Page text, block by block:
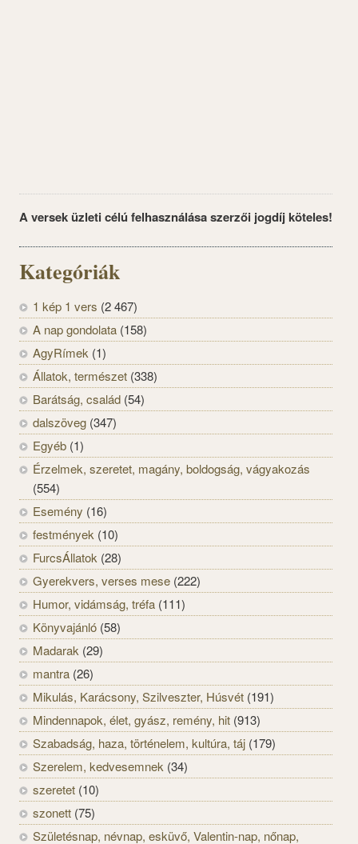
A versek üzleti célú felhasználása szerzői jogdíj köteles!
Kategóriák
1 kép 1 vers (2 467)
A nap gondolata (158)
AgyRímek (1)
Állatok, természet (338)
Barátság, család (54)
dalszöveg (347)
Egyéb (1)
Érzelmek, szeretet, magány, boldogság, vágyakozás
(554)
Esemény (16)
festmények (10)
FurcsÁllatok (28)
Gyerekvers, verses mese (222)
Humor, vidámság, tréfa (111)
Könyvajánló (58)
Madarak (29)
mantra (26)
Mikulás, Karácsony, Szilveszter, Húsvét (191)
Mindennapok, élet, gyász, remény, hit (913)
Szabadság, haza, történelem, kultúra, táj (179)
Szerelem, kedvesemnek (34)
szeretet (10)
szonett (75)
Születésnap, névnap, esküvő, Valentin-nap, nőnap,